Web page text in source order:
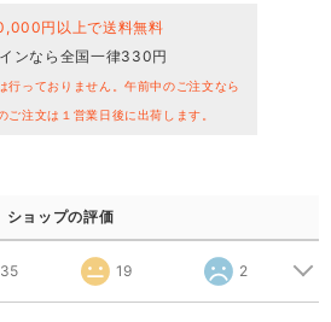
円以上で送料無料
ンなら全国一律330円
行っておりません。午前中のご注文なら
ご注文は１営業日後に出荷します。
ショップの評価
19 2